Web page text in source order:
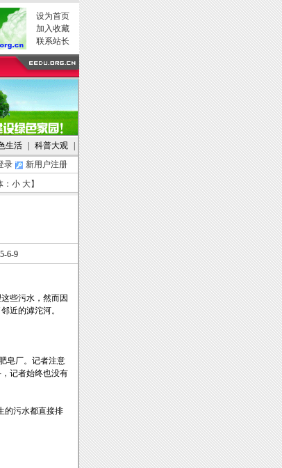
设为首页
加入收藏
联系站长
生活 科普大观
录
新用户注册
： 小 大】
6-9
些污水，然而因
近的滹沱河。
皂厂。记者注意
记者始终也没有
的污水都直接排